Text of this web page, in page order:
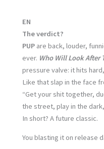
EN
The verdict?
PUP are back, louder,
ever. Who Will Look After
pressure valve: it hits
Like that slap in the face
“Get your shit together,
the street, play in the
In short? A future classic.
You blasting it on release